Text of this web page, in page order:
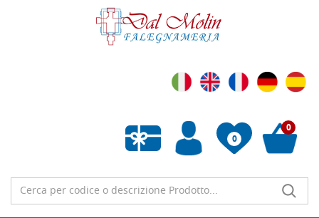
0
Wunschliste leeren
0